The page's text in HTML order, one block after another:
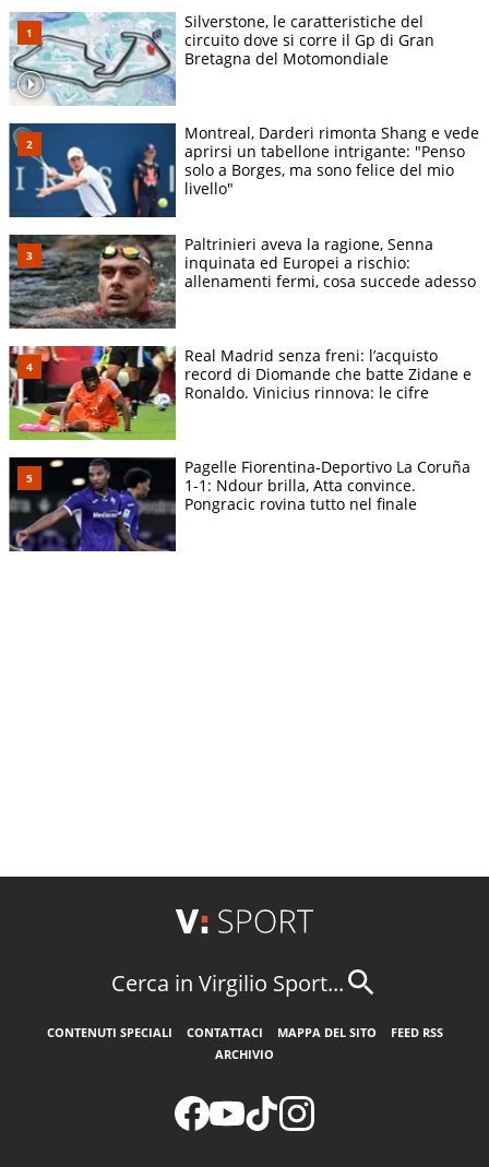
Silverstone, le caratteristiche del
circuito dove si corre il Gp di Gran
Bretagna del Motomondiale
Montreal, Darderi rimonta Shang e vede
aprirsi un tabellone intrigante: "Penso
solo a Borges, ma sono felice del mio
livello"
Paltrinieri aveva la ragione, Senna
inquinata ed Europei a rischio:
allenamenti fermi, cosa succede adesso
Real Madrid senza freni: l’acquisto
record di Diomande che batte Zidane e
Ronaldo. Vinicius rinnova: le cifre
Pagelle Fiorentina-Deportivo La Coruña
1-1: Ndour brilla, Atta convince.
Pongracic rovina tutto nel finale
Cerca in Virgilio Sport...
CONTENUTI SPECIALI CONTATTACI MAPPA DEL SITO
FEED RSS
ARCHIVIO